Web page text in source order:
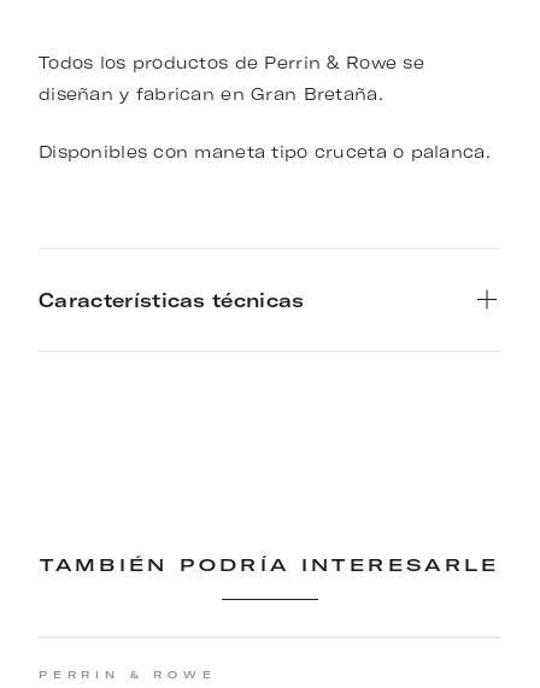
Todos los productos de Perrin & Rowe se
diseñan y fabrican en Gran Bretaña.
Disponibles con maneta tipo cruceta o palanca.
Características técnicas
TAMBIÉN PODRÍA INTERESARLE
PERRIN & ROWE